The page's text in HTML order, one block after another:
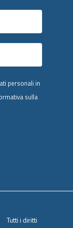
personali in
sulla
Tutti i diritti